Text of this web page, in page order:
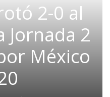
2-0 al
Jornada 2
México